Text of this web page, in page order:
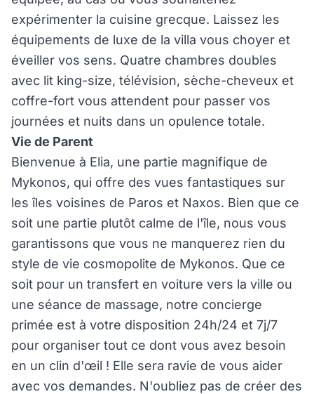
expérimenter la cuisine grecque. Laissez les
équipements de luxe de la villa vous choyer et
éveiller vos sens. Quatre chambres doubles
avec lit king-size, télévision, sèche-cheveux et
coffre-fort vous attendent pour passer vos
journées et nuits dans un opulence totale.
Vie de Parent
Bienvenue à Elia, une partie magnifique de
Mykonos, qui offre des vues fantastiques sur
les îles voisines de Paros et Naxos. Bien que ce
soit une partie plutôt calme de l'île, nous vous
garantissons que vous ne manquerez rien du
style de vie cosmopolite de Mykonos. Que ce
soit pour un transfert en voiture vers la ville ou
une séance de massage, notre concierge
primée est à votre disposition 24h/24 et 7j/7
pour organiser tout ce dont vous avez besoin
en un clin d'œil ! Elle sera ravie de vous aider
avec vos demandes. N'oubliez pas de créer des